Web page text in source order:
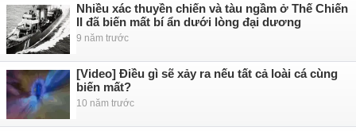
Nhiều xác thuyền chiến và tàu ngầm ở Thế Chiến
II đã biến mất bí ẩn dưới lòng đại dương
9 năm trước
[Video] Điều gì sẽ xảy ra nếu tất cả loài cá cùng
biến mất?
10 năm trước